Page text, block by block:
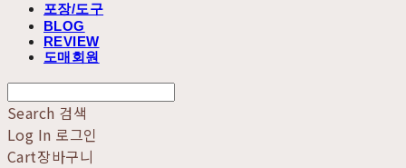
포장/도구
BLOG
REVIEW
도매회원
Search 검색
Log In 로그인
Cart장바구니